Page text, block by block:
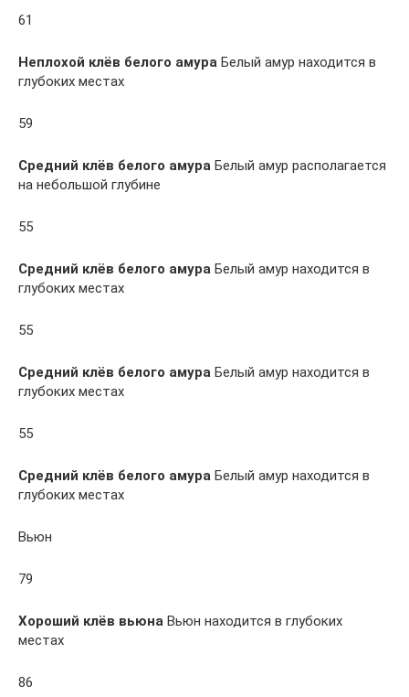
61
Неплохой клёв белого амура Белый амур находится в
глубоких местах
59
Средний клёв белого амура Белый амур располагается
на небольшой глубине
55
Средний клёв белого амура Белый амур находится в
глубоких местах
55
Средний клёв белого амура Белый амур находится в
глубоких местах
55
Средний клёв белого амура Белый амур находится в
глубоких местах
Вьюн
79
Хороший клёв вьюна Вьюн находится в глубоких
местах
86